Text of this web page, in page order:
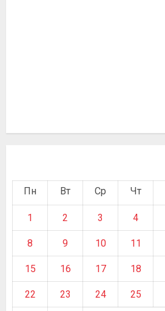
Пн Вт Ср Чт
1 2 3 4
8 9 10 11
15 16 17 18
22 23 24 25